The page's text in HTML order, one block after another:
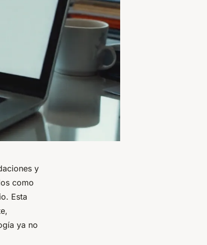
y
como
Esta
ya no